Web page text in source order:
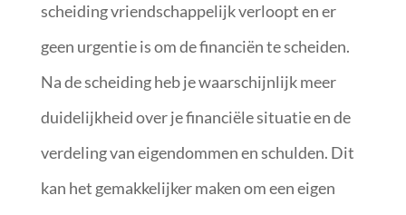
scheiding vriendschappelijk verloopt en er
geen urgentie is om de financiën te scheiden.
Na de scheiding heb je waarschijnlijk meer
duidelijkheid over je financiële situatie en de
verdeling van eigendommen en schulden. Dit
kan het gemakkelijker maken om een eigen